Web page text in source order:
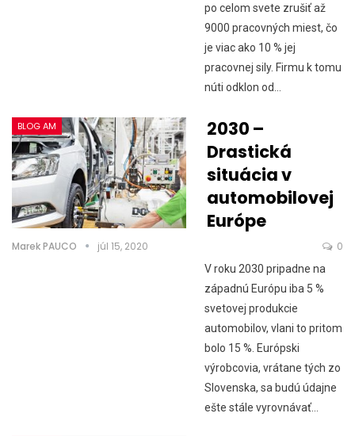
po celom svete zrušiť až
9000 pracovných miest, čo
je viac ako 10 % jej
pracovnej sily. Firmu k tomu
núti odklon od…
BLOG AM
2030 –
Drastická
situácia v
automobilovej
Európe
Marek PAUCO júl 15, 2020 0
V roku 2030 pripadne na
západnú Európu iba 5 %
svetovej produkcie
automobilov, vlani to pritom
bolo 15 %. Európski
výrobcovia, vrátane tých zo
Slovenska, sa budú údajne
ešte stále vyrovnávať…